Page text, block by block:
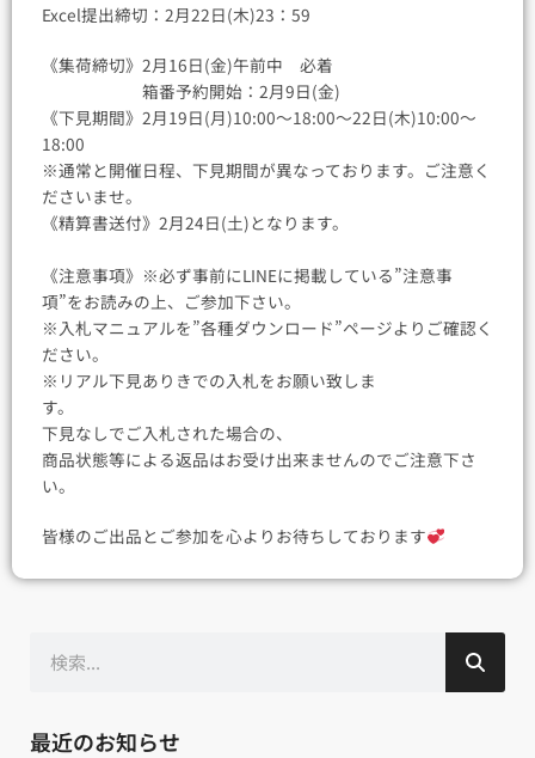
Excel提出締切：2月22日(木)23：59
《集荷締切》2月16日(金)午前中 必着
箱番予約開始：2月9日(金)
《下見期間》2月19日(月)10:00〜18:00～22日(木)10:00〜
18:00
※通常と開催日程、下見期間が異なっております。ご注意く
ださいませ。
《精算書送付》2月24日(土)となります。
《注意事項》※必ず事前にLINEに掲載している”注意事
項”をお読みの上、ご参加下さい。
※入札マニュアルを”各種ダウンロード”ページよりご確認く
ださい。
※リアル下見ありきでの入札をお願い致しま
す。
下見なしでご入札された場合の、
商品状態等による返品はお受け出来ませんのでご注意下さ
い。
皆様のご出品とご参加を心よりお待ちしております
最近のお知らせ